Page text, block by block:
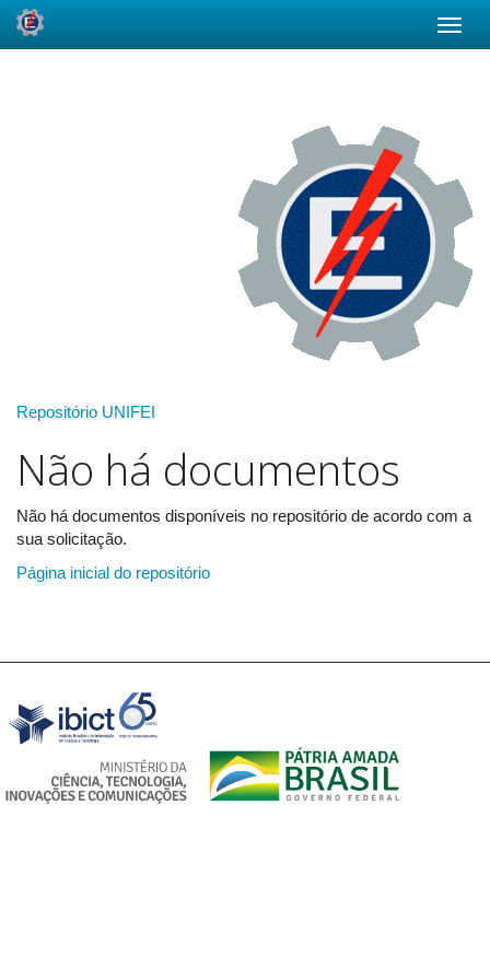
Repositório UNIFEI
Não há documentos
Não há documentos disponíveis no repositório de acordo com a
sua solicitação.
Página inicial do repositório